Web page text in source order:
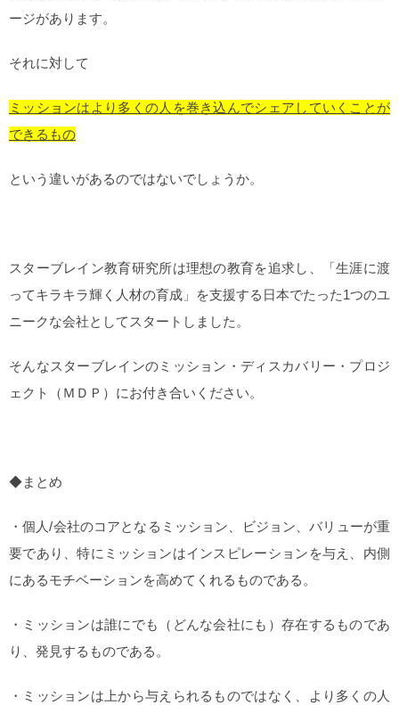
ージがあります。
それに対して
ミッションはより多くの人を巻き込んでシェアしていくことが
できるもの
という違いがあるのではないでしょうか。
スターブレイン教育研究所は理想の教育を追求し、「生涯に渡
ってキラキラ輝く人材の育成」を支援する日本でたった1つのユ
ニークな会社としてスタートしました。
そんなスターブレインのミッション・ディスカバリー・プロジ
ェクト（ＭＤＰ）にお付き合いください。
◆まとめ
・個人/会社のコアとなるミッション、ビジョン、バリューが重
要であり、特にミッションはインスピレーションを与え、内側
にあるモチベーションを高めてくれるものである。
・ミッションは誰にでも（どんな会社にも）存在するものであ
り、発見するものである。
・ミッションは上から与えられるものではなく、より多くの人